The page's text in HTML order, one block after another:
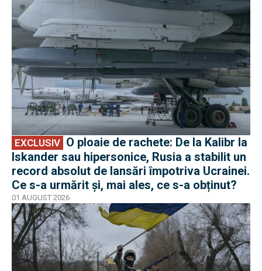
EXCLUSIV
Iskander sau hipersonice, Rusia a stabilit un
record absolut de lansări împotriva Ucrainei.
Ce s-a urmărit și, mai ales, ce s-a obținut?
01 AUGUST 2026